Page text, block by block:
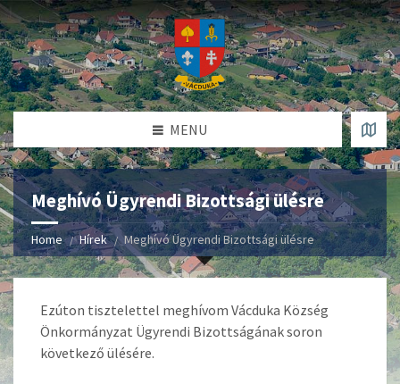
MENU
Meghívó Ügyrendi Bizottsági ülésre
Home Hírek Meghívó Ügyrendi Bizottsági ülésre
Ezúton tisztelettel meghívom Vácduka Község
Önkormányzat Ügyrendi Bizottságának soron
következő ülésére.